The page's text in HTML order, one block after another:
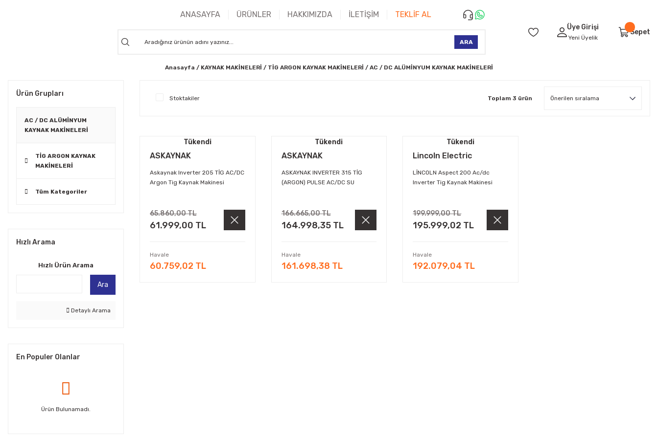
ANASAYFA ÜRÜNLER HAKKIMIZDA İLETİŞİM TEKLİF AL
ARA
Üye Girişi
Yeni Üyelik
Sepet
Anasayfa KAYNAK MAKİNELERİ TİG ARGON KAYNAK MAKİNELERİ AC / DC ALÜMİNYUM KAYNAK MAKİNELERİ
Ürün Grupları
AC / DC ALÜMİNYUM
KAYNAK MAKİNELERİ
TİG ARGON KAYNAK
MAKİNELERİ
Tüm Kategoriler
Hızlı Arama
Hızlı Ürün Arama
Ara
Detaylı Arama
En Populer Olanlar
Ürün Bulunamadı.
Stoktakiler Toplam 3 ürün
Tükendi
ASKAYNAK
Askaynak Inverter 205 TİG AC/DC
Argon Tig Kaynak Makinesi
65.860,00 TL
61.999,00 TL
Havale
60.759,02 TL
Tükendi
ASKAYNAK
ASKAYNAK INVERTER 315 TİG
(ARGON) PULSE AC/DC SU
166.665,00 TL
164.998,35 TL
Havale
161.698,38 TL
Tükendi
Lincoln Electric
LİNCOLN Aspect 200 Ac/dc
Inverter Tig Kaynak Makinesi
199.999,00 TL
195.999,02 TL
Havale
192.079,04 TL